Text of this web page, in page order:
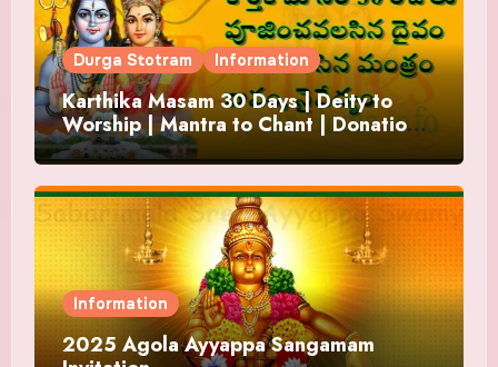
Durga Stotram Information
Karthika Masam 30 Days | Deity to
Worship | Mantra to Chant | Donations
and Offering
Information
2025 Agola Ayyappa Sangamam